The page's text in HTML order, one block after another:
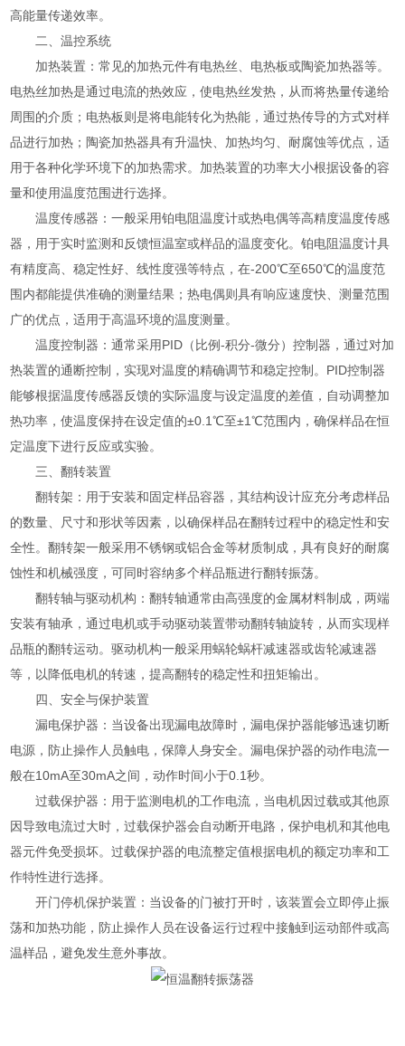
高能量传递效率。
二、温控系统
加热装置：常见的加热元件有电热丝、电热板或陶瓷加热器等。
电热丝加热是通过电流的热效应，使电热丝发热，从而将热量传递给
周围的介质；电热板则是将电能转化为热能，通过热传导的方式对样
品进行加热；陶瓷加热器具有升温快、加热均匀、耐腐蚀等优点，适
用于各种化学环境下的加热需求。加热装置的功率大小根据设备的容
量和使用温度范围进行选择。
温度传感器：一般采用铂电阻温度计或热电偶等高精度温度传感
器，用于实时监测和反馈恒温室或样品的温度变化。铂电阻温度计具
有精度高、稳定性好、线性度强等特点，在-200℃至650℃的温度范
围内都能提供准确的测量结果；热电偶则具有响应速度快、测量范围
广的优点，适用于高温环境的温度测量。
温度控制器：通常采用PID（比例-积分-微分）控制器，通过对加
热装置的通断控制，实现对温度的精确调节和稳定控制。PID控制器
能够根据温度传感器反馈的实际温度与设定温度的差值，自动调整加
热功率，使温度保持在设定值的±0.1℃至±1℃范围内，确保样品在恒
定温度下进行反应或实验。
三、翻转装置
翻转架：用于安装和固定样品容器，其结构设计应充分考虑样品
的数量、尺寸和形状等因素，以确保样品在翻转过程中的稳定性和安
全性。翻转架一般采用不锈钢或铝合金等材质制成，具有良好的耐腐
蚀性和机械强度，可同时容纳多个样品瓶进行翻转振荡。
翻转轴与驱动机构：翻转轴通常由高强度的金属材料制成，两端
安装有轴承，通过电机或手动驱动装置带动翻转轴旋转，从而实现样
品瓶的翻转运动。驱动机构一般采用蜗轮蜗杆减速器或齿轮减速器
等，以降低电机的转速，提高翻转的稳定性和扭矩输出。
四、安全与保护装置
漏电保护器：当设备出现漏电故障时，漏电保护器能够迅速切断
电源，防止操作人员触电，保障人身安全。漏电保护器的动作电流一
般在10mA至30mA之间，动作时间小于0.1秒。
过载保护器：用于监测电机的工作电流，当电机因过载或其他原
因导致电流过大时，过载保护器会自动断开电路，保护电机和其他电
器元件免受损坏。过载保护器的电流整定值根据电机的额定功率和工
作特性进行选择。
开门停机保护装置：当设备的门被打开时，该装置会立即停止振
荡和加热功能，防止操作人员在设备运行过程中接触到运动部件或高
温样品，避免发生意外事故。